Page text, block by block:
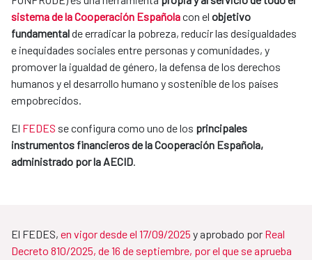
sistema de la Cooperación Españolacon el objetivo
fundamentalde erradicar la pobreza, reducir las desigualdades
e inequidades sociales entre personas y comunidades, y
promover la igualdad de género, la defensa de los derechos
humanos y el desarrollo humano y sostenible de los países
empobrecidos.
El FEDES se configura como uno de los principales
instrumentos financieros de la Cooperación Española,
administrado por la AECID.
El FEDES, en vigor desde el 17/09/2025 y aprobado por Real
Decreto 810/2025, de 16 de septiembre, por el que se aprueba